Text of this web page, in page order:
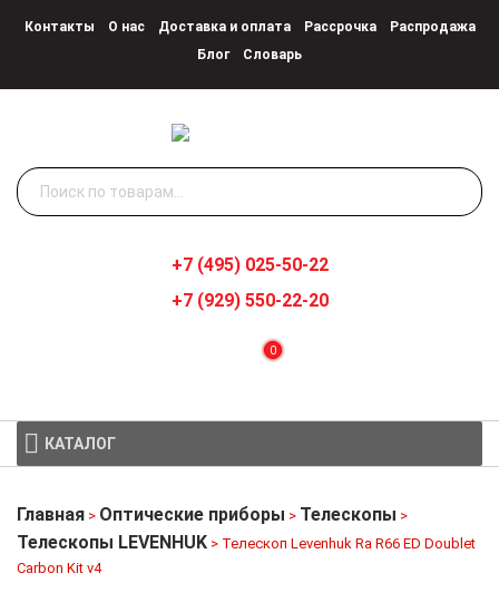
Контакты О нас Доставка и оплата Рассрочка
Распродажа
Блог
Словарь
Искать:
0
+7 (495) 025-50-22
+7 (929) 550-22-20
КАТАЛОГ
Главная > Оптические приборы > Телескопы >
Телескопы LEVENHUK > Телескоп Levenhuk Ra R66 ED Doublet
Carbon Kit v4